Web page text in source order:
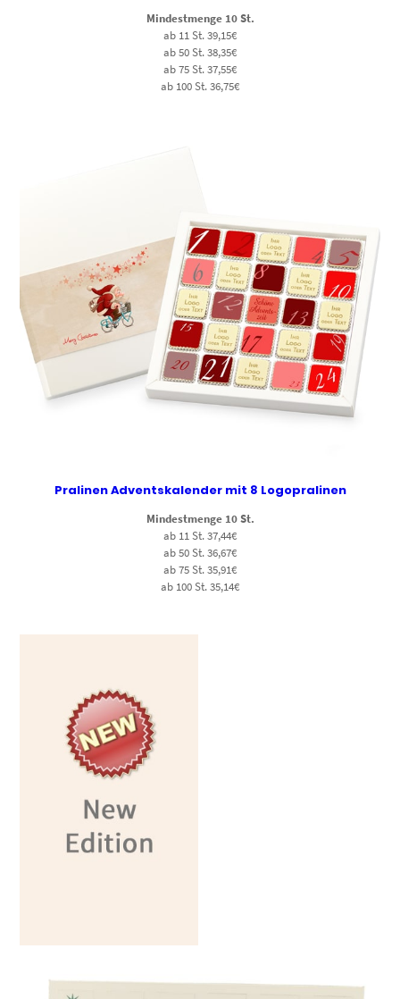
Mindestmenge 10 St.
ab 11 St. 39,15€
ab 50 St. 38,35€
ab 75 St. 37,55€
ab 100 St. 36,75€
Pralinen Adventskalender mit 8 Logopralinen
Mindestmenge 10 St.
ab 11 St. 37,44€
ab 50 St. 36,67€
ab 75 St. 35,91€
ab 100 St. 35,14€